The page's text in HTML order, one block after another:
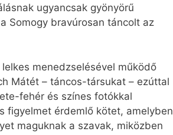
ugyancsak gyönyörű
Somogy bravúrosan táncolt az
menedzselésével működő
Mátét – táncos-társukat – ezúttal
fehér és színes fotókkal
figyelmet érdemlő kötet, amelyben
maguknak a szavak, miközben